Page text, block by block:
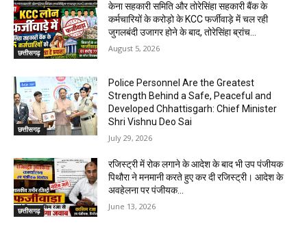
छत्तीसगढ़
केना सहकारी समिति और तोरेसिंहा सहकारी बैंक के
कर्मचारियों के करोड़ो के KCC फर्जीवाड़े में चल रही
जुगलबंदी उजागर होने के बाद, तोरेसिंहा ब्रांच...
August 5, 2026
छत्तीसगढ़
Police Personnel Are the Greatest
Strength Behind a Safe, Peaceful and
Developed Chhattisgarh: Chief Minister
Shri Vishnu Deo Sai
July 29, 2026
छत्तीसगढ़
रजिस्ट्री में रोक लगाने के आदेश के बाद भी उप पंजीयक
पिथौरा ने मनमानी करते हुए कर दी रजिस्ट्री। आदेश के
अवहेलना पर पंजीयक...
June 13, 2026